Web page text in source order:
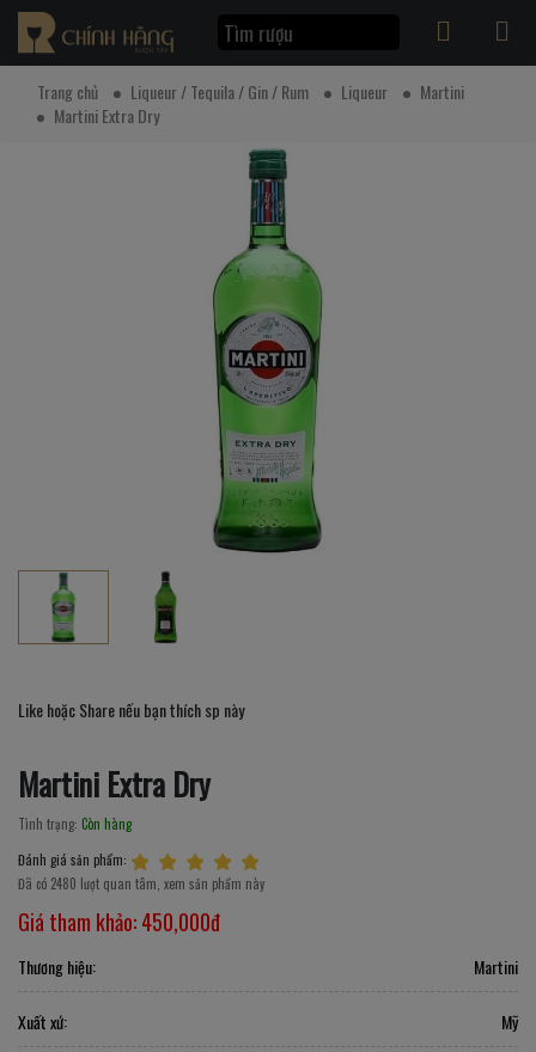
Trang chủ Liqueur / Tequila / Gin / Rum Liqueur
Martini
Martini Extra Dry
Like hoặc Share nếu bạn thích sp này
Martini Extra Dry
Tình trạng: Còn hàng
Đánh giá sản phẩm:
Đã có 2480 lượt quan tâm, xem sản phẩm này
Giá tham khảo:450,000đ
Thương hiệu: Martini
Xuất xứ: Mỹ